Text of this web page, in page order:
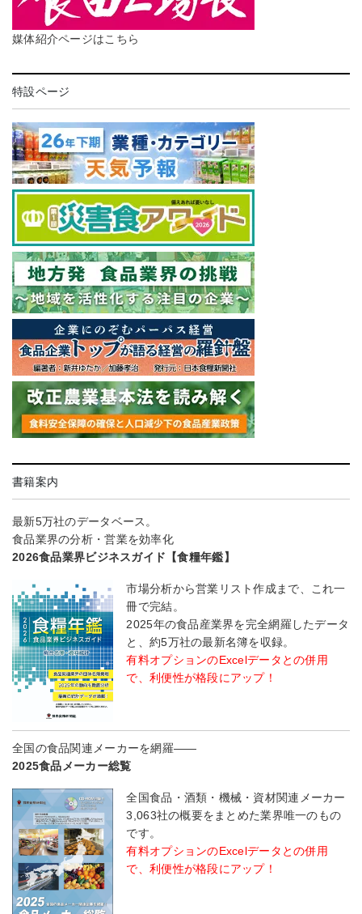
媒体紹介ページはこちら
特設ページ
書籍案内
最新5万社のデータベース。
食品業界の分析・営業を効率化
2026食品業界ビジネスガイド【食糧年鑑】
市場分析から営業リスト作成まで、これ一
冊で完結。
2025年の食品産業界を完全網羅したデータ
と、約5万社の最新名簿を収録。
有料オプションのExcelデータとの併用
で、利便性が格段にアップ！
全国の食品関連メーカーを網羅――
2025食品メーカー総覧
全国食品・酒類・機械・資材関連メーカー
3,063社の概要をまとめた業界唯一のもの
です。
有料オプションのExcelデータとの併用
で、利便性が格段にアップ！